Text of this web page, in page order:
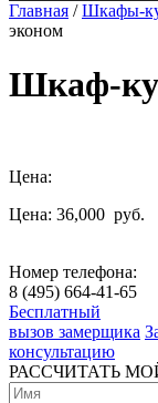
Главная /Шкафы-
эконом
Шкаф-
Цена:
Цена: 36,000 руб.
Номер телефона:
8 (495) 664-41-65
Бесплатный
вызов замерщика
консультацию
РАССЧИТАТЬ